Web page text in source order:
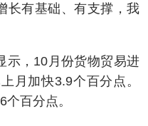
长有基础、有支撑，我
10月份货物贸易进
月加快3.9个百分点。
百分点。